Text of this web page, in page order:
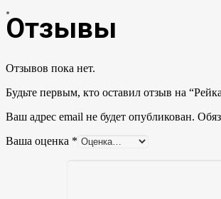
Отзывы
Отзывов пока нет.
Будьте первым, кто оставил отзыв на
Ваш адрес email не будет опубликован.
Ваша оценка *